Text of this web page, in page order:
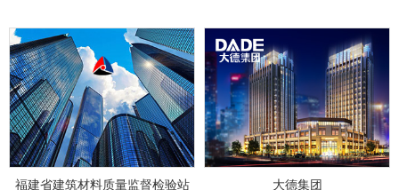
福建省建筑材料质量监督检验站 大德集团